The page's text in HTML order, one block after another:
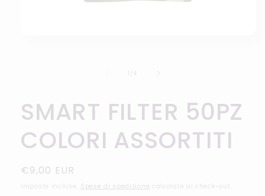
1 /su4
SMART FILTER 50PZ
COLORI ASSORTITI
Prezzo
di
€9,00 EUR
Imposte incluse. Spese di spedizione calcolate al check-out.